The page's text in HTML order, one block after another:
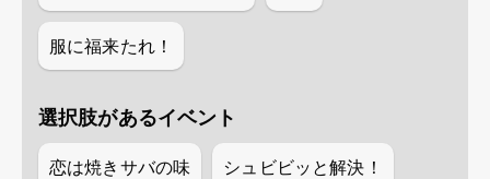
服に福来たれ！
選択肢があるイベント
恋は焼きサバの味 シュビビッと解決！